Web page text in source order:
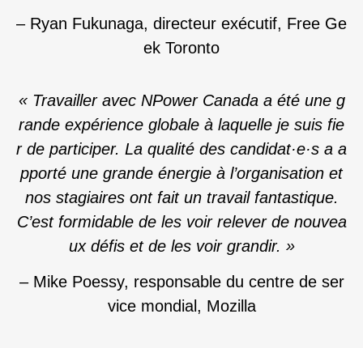
– Ryan Fukunaga, directeur exécutif, Free Ge
ek Toronto
« Travailler avec NPower Canada a été une g
rande expérience globale à laquelle je suis fie
r de participer. La qualité des candidat·e·s a a
pporté une grande énergie à l’organisation et
nos stagiaires ont fait un travail fantastique.
C’est formidable de les voir relever de nouvea
ux défis et de les voir grandir. »
– Mike Poessy, responsable du centre de ser
vice mondial, Mozilla